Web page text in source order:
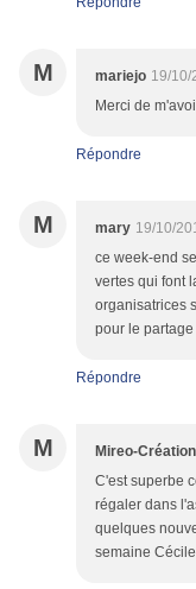
M mariejo 19/10/
Merci de
Répondre
M mary 19/10/
ce week-end
vertes qui font
organisatrices
pour le partage
Répondre
M Mireo-
C'est superbe
régaler dans
quelques
semaine